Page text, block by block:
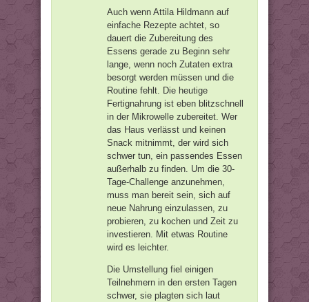
Auch wenn Attila Hildmann auf
einfache Rezepte achtet, so
dauert die Zubereitung des
Essens gerade zu Beginn sehr
lange, wenn noch Zutaten extra
besorgt werden müssen und die
Routine fehlt. Die heutige
Fertignahrung ist eben blitzschnell
in der Mikrowelle zubereitet. Wer
das Haus verlässt und keinen
Snack mitnimmt, der wird sich
schwer tun, ein passendes Essen
außerhalb zu finden. Um die 30-
Tage-Challenge anzunehmen,
muss man bereit sein, sich auf
neue Nahrung einzulassen, zu
probieren, zu kochen und Zeit zu
investieren. Mit etwas Routine
wird es leichter.
Die Umstellung fiel einigen
Teilnehmern in den ersten Tagen
schwer, sie plagten sich laut